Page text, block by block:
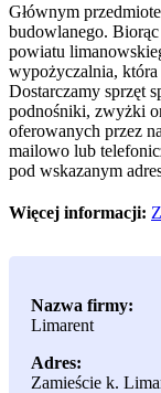
Głównym
budowlanego.
powiatu
wypożyczalnia,
Dostarczamy sprzęt
podnośniki, zwyżki
oferowanych przez
mailowo lub
pod wskazanym
Więcej informacji:
Nazwa firmy:
Limarent
Adres:
Zamieście k.